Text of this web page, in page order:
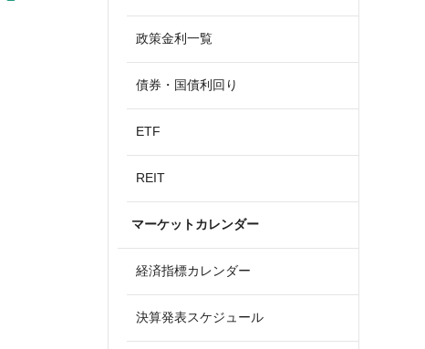
政策金利一覧
債券・国債利回り
ETF
REIT
マーケットカレンダー
経済指標カレンダー
決算発表スケジュール